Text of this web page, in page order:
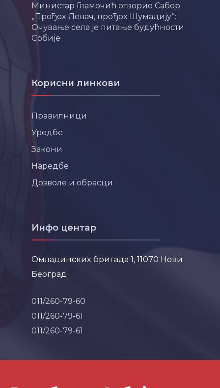
Министар Гламочић отворио Сабор
„Прођох Левач, прођох Шумадију“:
Очување села је питање будућности
Србије
Корисни линкови
Правилници
Уредбе
Закони
Наредбе
Дозволе и обрасци
Инфо центар
Омладинских бригада 1, 11070 Нови
Београд
011/260-79-60
011/260-79-61
011/260-79-61